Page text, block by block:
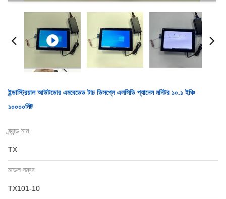
ইন্ডাস্ট্রিয়াল আউটডোর এমবেডেড টাচ ডিসপ্লে এলসিডি প্যানেল মনিটর ১০.১ ইঞ্চি
১০০০০নিট
ব্র্যান্ড নাম:
TX
মডেল নম্বর:
TX101-10